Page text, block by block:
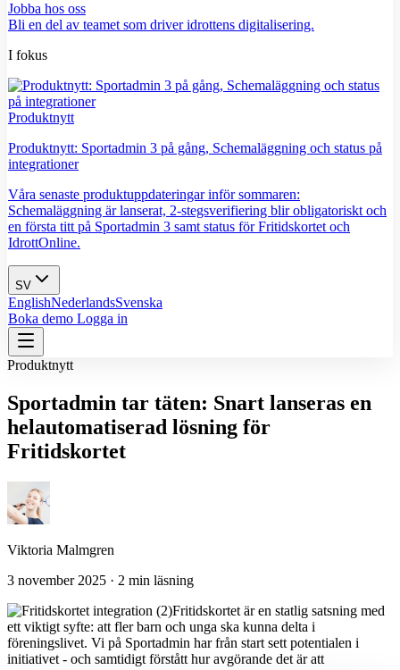
Jobba hos oss
Bli en del av teamet som driver idrottens digitalisering.
I fokus
Produktnytt
Produktnytt: Sportadmin 3 på gång, Schemaläggning och status på
integrationer
Våra senaste produktuppdateringar inför sommaren:
Schemaläggning är lanserat, 2-stegsverifiering blir obligatoriskt och
en första titt på Sportadmin 3 samt status för Fritidskortet och
IdrottOnline.
SV
EnglishNederlandsSvenska
Boka demo Logga in
Produktnytt
Sportadmin tar täten: Snart lanseras en
helautomatiserad lösning för
Fritidskortet
Viktoria Malmgren
3 november 2025 · 2 min läsning
Fritidskortet är en statlig satsning med
ett viktigt syfte: att fler barn och unga ska kunna delta i
föreningslivet. Vi på Sportadmin har från start sett potentialen i
initiativet - och samtidigt förstått hur avgörande det är att